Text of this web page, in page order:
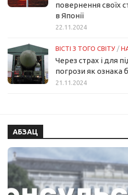
повернення своїх
в Японії
22.11.2024
ВІСТІ З ТОГО СВІТУ /
Через страх і для
погрози як ознака
21.11.2024
АБЗАЦ